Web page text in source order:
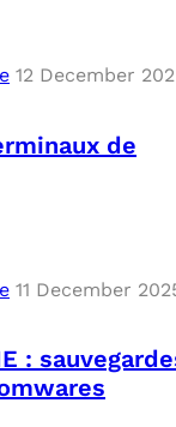
12 December
de
11 December
: